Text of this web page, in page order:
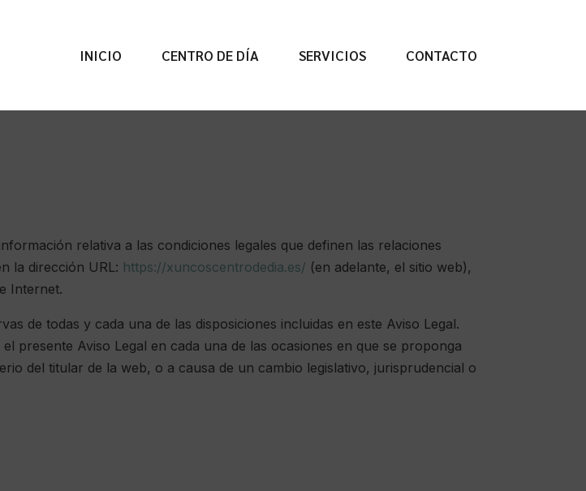
INICIO CENTRO DE DÍA SERVICIOS CONTACTO
relativa a las condiciones legales que definen las relaciones
la dirección URL: https://xuncoscentrodedia.es/ (en adelante, el sitio web),
Internet.
de todas y cada una de las disposiciones incluidas en este Aviso Legal.
presente Aviso Legal en cada una de las ocasiones en que se proponga
del titular de la web, o a causa de un cambio legislativo, jurisprudencial o